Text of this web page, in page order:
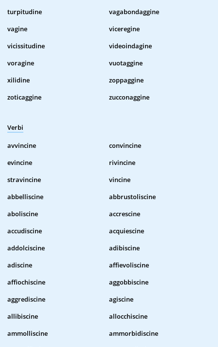
turpitudine
vagabondaggine
vagine
viceregine
vicissitudine
videoindagine
voragine
vuotaggine
xilidine
zoppaggine
zoticaggine
zucconaggine
Verbi
avvincine
convincine
evincine
rivincine
stravincine
vincine
abbelliscine
abbrustoliscine
aboliscine
accrescine
accudiscine
acquiescine
addolciscine
adibiscine
adiscine
affievoliscine
affiochiscine
aggobbiscine
aggrediscine
agiscine
allibiscine
allocchiscine
ammolliscine
ammorbidiscine